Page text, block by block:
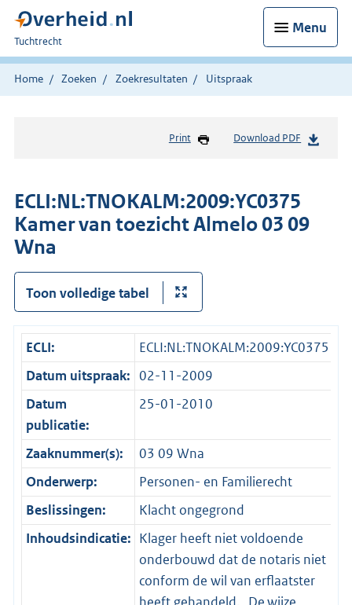
Menu
U
bent
hier:
Tuchtrecht
Home Zoeken Zoekresultaten Uitspraak
Print Download PDF
ECLI:NL:TNOKALM:2009:YC0375
Kamer van toezicht Almelo 03 09
Wna
Toon volledige tabel
ECLI:
ECLI:NL:TNOKALM:2009:YC0375
Datum uitspraak: 02-11-2009
Datum
publicatie:
25-01-2010
Zaaknummer(s):
03 09 Wna
Onderwerp:
Personen- en Familierecht
Beslissingen:
Klacht ongegrond
Inhoudsindicatie: Klager heeft niet voldoende
onderbouwd dat de notaris niet
conform de wil van erflaatster